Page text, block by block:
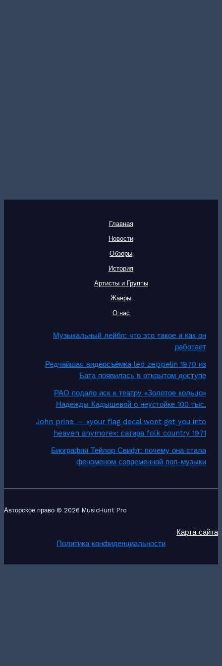
Главная
Новости
Обзоры
История
Артисты и Группы
Жанры
О нас
Музыкальный лейбл: что это такое и как он
работает
Редчайшая видеосъёмка led zeppelin 1970 из
Бата появилась в открытом доступе
РАО подало иск к театру «Золотое кольцо»
Надежды Кадышевой о неустойке 100 тыс.
John prine — «your flag decal wont get you into
heaven anymore»: сатира folk country 1971
Биография Тейлор Свифт: почему она стала
феноменом современной поп-музыки
Авторское право © 2026 MusicHunt Pro
Карта сайта
Политика конфиденциальности